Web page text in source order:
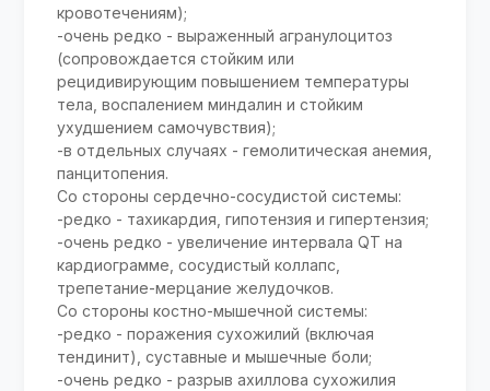
кровотечениям);
-очень редко - выраженный агранулоцитоз
(сопровождается стойким или
рецидивирующим повышением температуры
тела, воспалением миндалин и стойким
ухудшением самочувствия);
-в отдельных случаях - гемолитическая анемия,
панцитопения.
Со стороны сердечно-сосудистой системы:
-редко - тахикардия, гипотензия и гипертензия;
-очень редко - увеличение интервала QT на
кардиограмме, сосудистый коллапс,
трепетание-мерцание желудочков.
Со стороны костно-мышечной системы:
-редко - поражения сухожилий (включая
тендинит), суставные и мышечные боли;
-очень редко - разрыв ахиллова сухожилия